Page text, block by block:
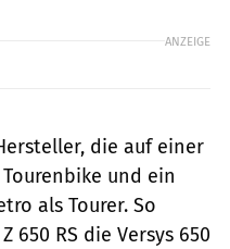
ANZEIGE
die auf einer
und ein
als Tourer. So
650 RS die Versys 650